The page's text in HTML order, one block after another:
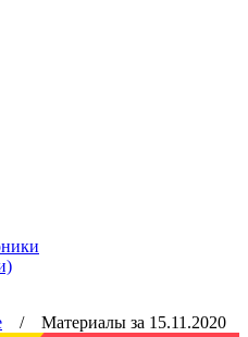
/ Материалы за 15.11.2020